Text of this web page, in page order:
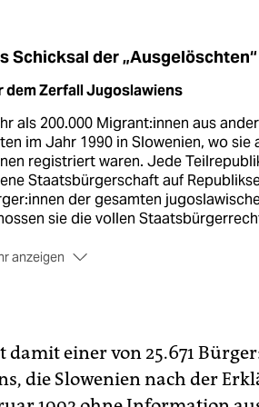
Schicksal der „Ausgelöschten“
dem Zerfall Jugoslawiens
als 200.000 Mi­gran­t:in­nen aus
im Jahr 1990 in Slowenien, wo
registriert waren. Jede
Staatsbürgerschaft auf
der gesamten
sie die vollen
anzeigen
konnten dauerhaft
Zeitraum die
Am 26. Februar 1992
damit einer von 25.671
die Slowenien nach der